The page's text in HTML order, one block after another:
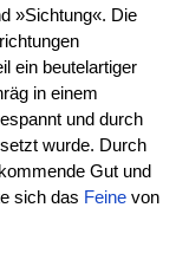
»Sichtung«. Die
ein beutelartiger
in einem
und durch
wurde. Durch
Gut und
sich das Feinevon